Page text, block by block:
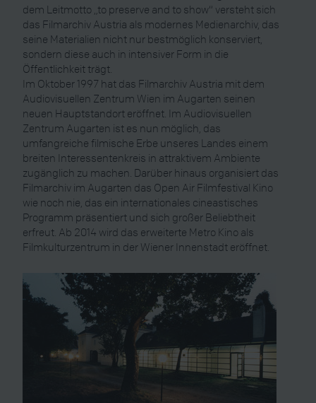
dem Leitmotto „to preserve and to show“ versteht sich
das Filmarchiv Austria als modernes Medienarchiv, das
seine Materialien nicht nur bestmöglich konserviert,
sondern diese auch in intensiver Form in die
Öffentlichkeit trägt.
Im Oktober 1997 hat das Filmarchiv Austria mit dem
Audiovisuellen Zentrum Wien im Augarten seinen
neuen Hauptstandort eröffnet. Im Audiovisuellen
Zentrum Augarten ist es nun möglich, das
umfangreiche filmische Erbe unseres Landes einem
breiten Interessentenkreis in attraktivem Ambiente
zugänglich zu machen. Darüber hinaus organisiert das
Filmarchiv im Augarten das Open Air Filmfestival Kino
wie noch nie, das ein internationales cineastisches
Programm präsentiert und sich großer Beliebtheit
erfreut. Ab 2014 wird das erweiterte Metro Kino als
Filmkulturzentrum in der Wiener Innenstadt eröffnet.